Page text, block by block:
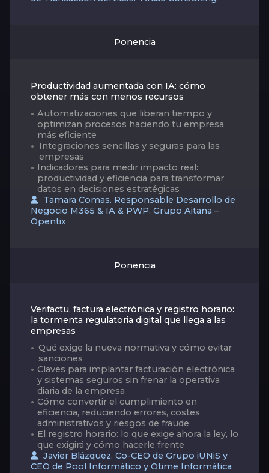
Ponencia
Productividad aumentada con IA: cómo
obtener más con menos recursos
Automatizaciones que liberan tiempo y
optimizan procesos haciendo tu empresa
más eficiente
Integraciones sencillas y seguras para las
empresas
Indicadores para medir impacto real:
productividad y eficiencia para transformar
datos en decisiones estratégicas
Tamara Comas. Responsable Desarrollo de
Negocio M365 & IA & PWP. Grupo Aitana –
Opentix
Ponencia
Verifactu, factura electrónica y registro horario:
la tormenta regulatoria digital que llega a las
empresas
Qué exige la nueva normativa y cómo evitar
sanciones
Claves para implantar facturación electrónica
y sistemas seguros sin frenar la operativa
diaria de la empresa
Cómo convertir el cumplimiento en
eficiencia, reduciendo errores, costes
administrativos y riesgos de fraude
El registro horario: lo que exige ahora la ley, lo
que exigirá y cómo hacerle frente
Javier Blázquez. Co-CEO de Grupo iUNiS y
CEO de Pool Informático y Otime Informática